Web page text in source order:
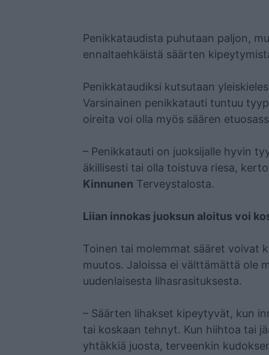
Penikkataudista puhutaan paljon,
ennaltaehkäistä säärten
Penikkataudiksi kutsutaan
Varsinainen penikkatauti tuntuu
oireita voi olla myös säären
– Penikkatauti on juoksijalle hyvin
äkillisesti tai olla toistuva riesa,
Kinnunen Terveystalosta.
Liian innokas juoksun aloitus voi
Toinen tai molemmat sääret voivat
muutos. Jaloissa ei välttämättä ole
uudenlaisesta lihasrasituksesta.
– Säärten lihakset kipeytyvät, kun
tai koskaan tehnyt. Kun hiihtoa tai
yhtäkkiä juosta, terveenkin